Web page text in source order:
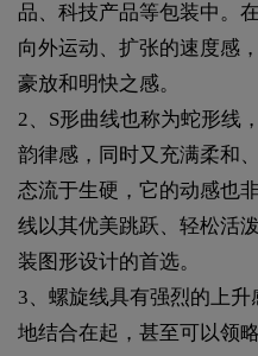
品、科技产品等包装中。
向外运动、扩张的速度感
豪放和明快之感。
2、S形曲线也称为蛇形线
韵律感，同时又充满柔和
态流于生硬，它的动感也
线以其优美跳跃、轻松活
装图形设计的首选。
3、螺旋线具有强烈的上
地结合在起，甚至可以领